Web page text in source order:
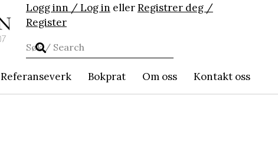
Logg inn / Log in ellerRegistrer deg /
Register
Referanseverk Bokprat Om oss Kontakt oss